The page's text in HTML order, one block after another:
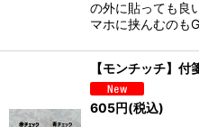
の外に貼っても良
マホに挟んむの
【モンチッチ】
605円(税込)